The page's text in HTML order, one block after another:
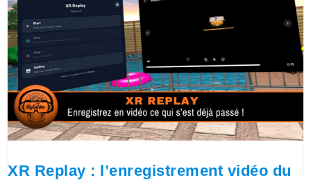
XR Replay : l’enregistrement vidéo du